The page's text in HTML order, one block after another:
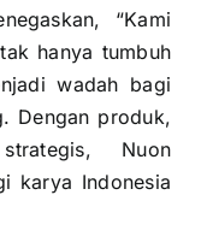
“Kami
hanya tumbuh
wadah bagi
Dengan produk,
Nuon
karya Indonesia